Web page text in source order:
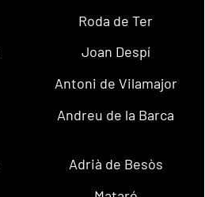
Roda de Ter
Joan Despí
Antoni de Vilamajor
Andreu de la Barca
Adrià de Besòs